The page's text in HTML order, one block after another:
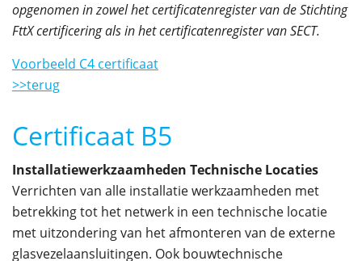
opgenomen in zowel het certificatenregister van de Stichting
FttX certificering als in het certificatenregister van SECT.
Voorbeeld C4 certificaat
>>terug
Certificaat B5
Installatiewerkzaamheden Technische Locaties
Verrichten van alle installatie werkzaamheden met
betrekking tot het netwerk in een technische locatie
met uitzondering van het afmonteren van de externe
glasvezelaansluitingen. Ook bouwtechnische